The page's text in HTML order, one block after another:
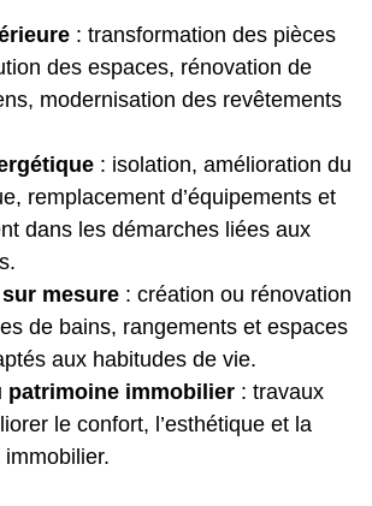
: transformation des pièces
des espaces, rénovation de
modernisation des revêtements
: isolation, amélioration du
remplacement d’équipements et
dans les démarches liées aux
mesure : création ou rénovation
de bains, rangements et espaces
aux habitudes de vie.
patrimoine immobilier : travaux
le confort, l’esthétique et la
immobilier.